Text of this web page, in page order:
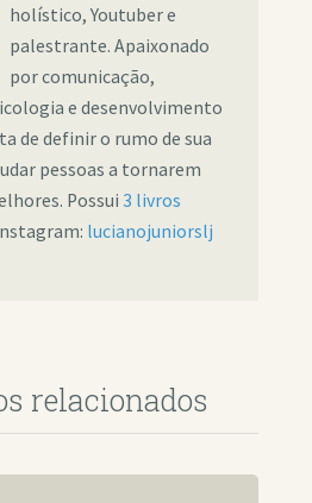
holístico, Youtuber e
palestrante. Apaixonado
por comunicação,
e desenvolvimento
de definir o rumo de sua
pessoas a tornarem
Possui 3 livros
lucianojuniorslj
relacionados